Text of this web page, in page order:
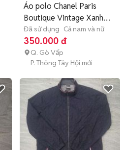
Áo polo Chanel Paris
Boutique Vintage Xanh
size M
Đã sử dụng Cả nam và nữ
350.000 đ
Q. Gò Vấp
P. Thông Tây Hội mới